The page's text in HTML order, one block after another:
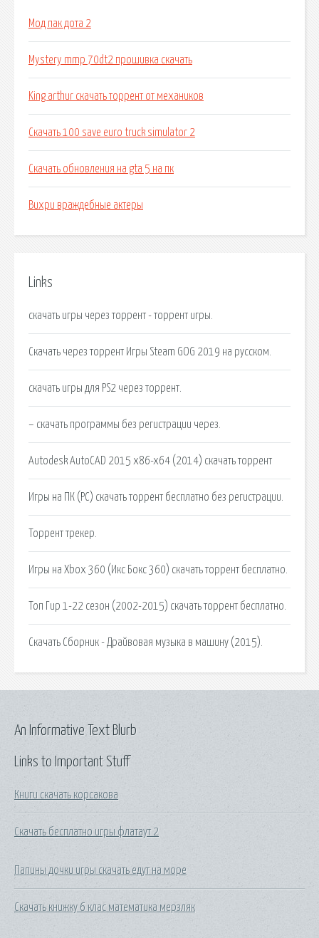
Мод пак дота 2
Mystery mmp 70dt2 прошивка скачать
King arthur скачать торрент от механиков
Скачать 100 save euro truck simulator 2
Скачать обновления на gta 5 на пк
Вихри враждебные актеры
Links
скачать игры через торрент - торрент игры.
Скачать через торрент Игры Steam GOG 2019 на русском.
скачать игры для PS2 через торрент.
– скачать программы без регистрации через.
Autodesk AutoCAD 2015 x86-x64 (2014) скачать торрент
Игры на ПК (PC) скачать торрент бесплатно без регистрации.
Торрент трекер.
Игры на Xbox 360 (Икс Бокс 360) скачать торрент бесплатно.
Топ Гир 1-22 сезон (2002-2015) скачать торрент бесплатно.
Скачать Сборник - Драйвовая музыка в машину (2015).
Links to Important Stuff
Книги скачать корсакова
Скачать бесплатно игры флатаут 2
Папины дочки игры скачать едут на море
Скачать книжку 6 клас математика мерзляк
An Informative Text Blurb